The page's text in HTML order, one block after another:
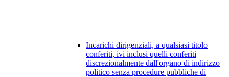
Incarichi dirigenziali, a qualsiasi titolo
conferiti, ivi inclusi quelli conferiti
discrezionalmente dall'organo di indirizzo
politico senza procedure pubbliche di